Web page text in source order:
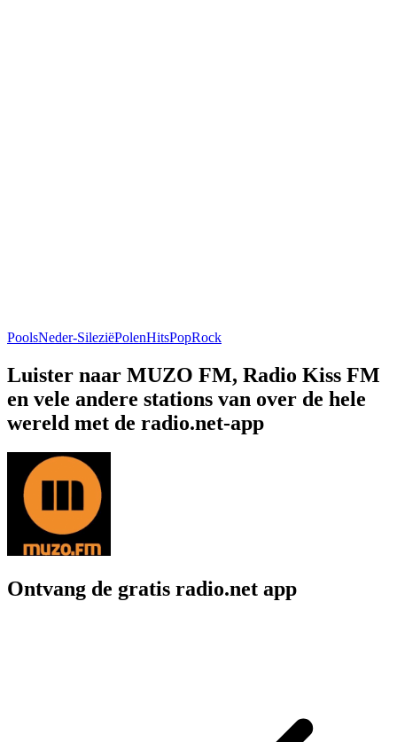
PoolsNeder-SileziëPolenHitsPopRock
Luister naar MUZO FM, Radio Kiss FM
en vele andere stations van over de hele
wereld met de radio.net-app
Ontvang de gratis radio.net app